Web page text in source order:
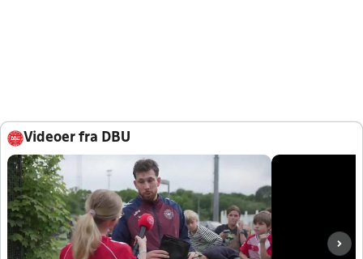
Videoer fra DBU